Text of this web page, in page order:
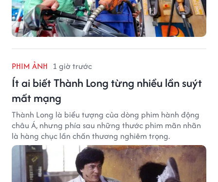
PHIM ẢNH 1 giờ trước
Ít ai biết Thành Long từng nhiều lần suýt
mất mạng
Thành Long là biểu tượng của dòng phim hành động
châu Á, nhưng phía sau những thước phim mãn nhãn
là hàng chục lần chấn thương nghiêm trọng.